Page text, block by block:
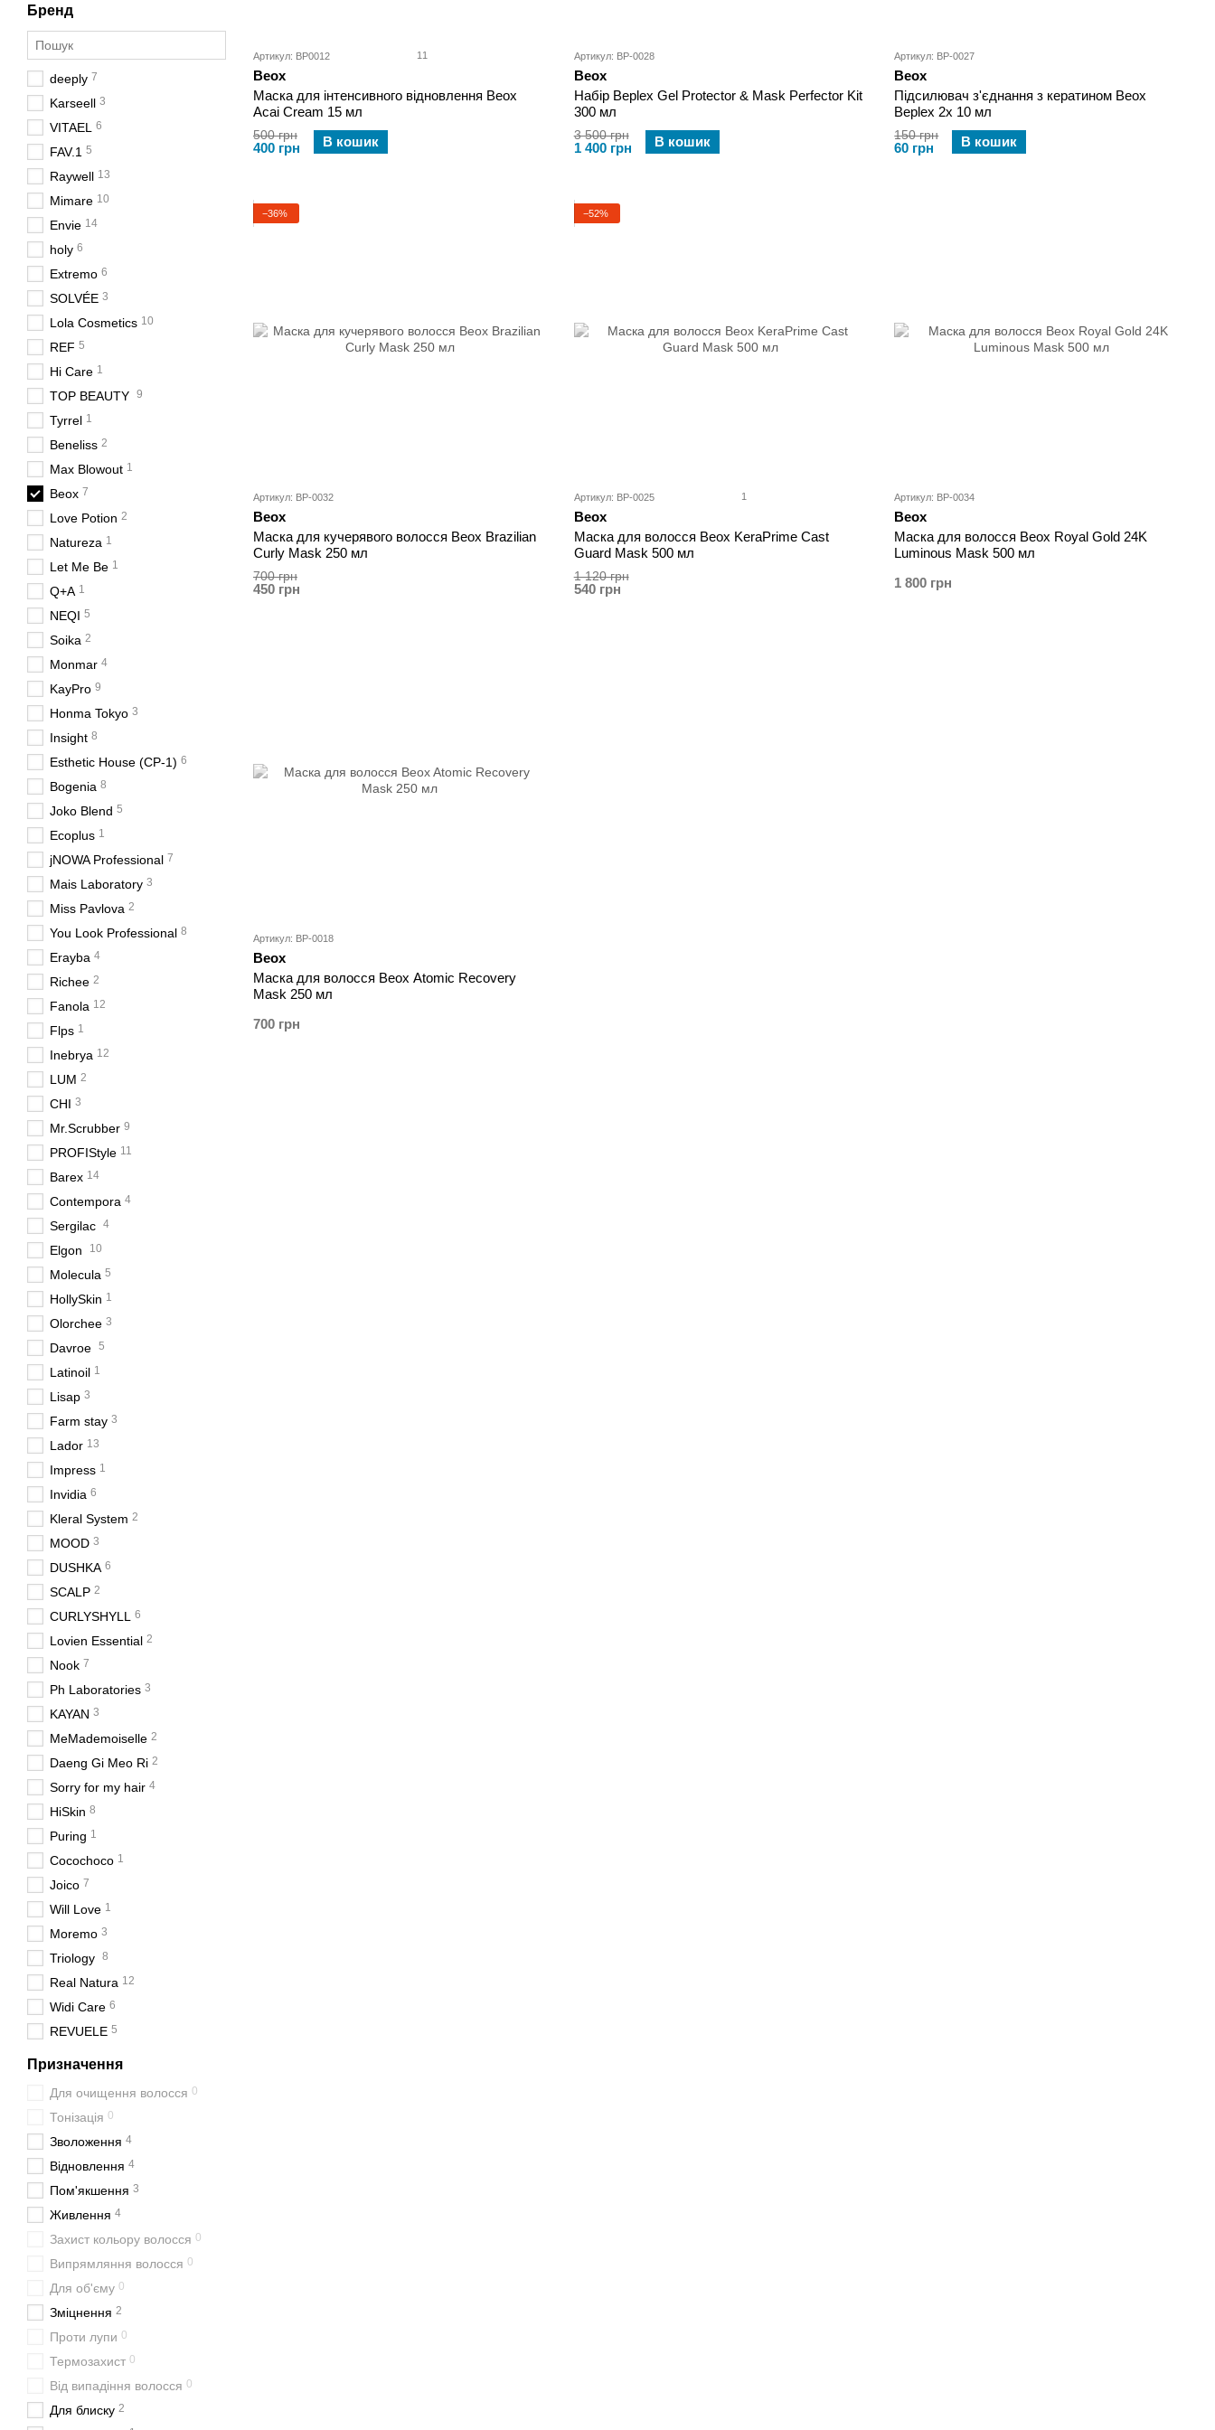
Артикул: BP0012 11
Beox
Маска для інтенсивного відновлення Beox
Acai Cream 15 мл
500 грн
400 грн В кошик
Артикул: BP-0028
Beox
Набір Beplex Gel Protector & Mask Perfector Kit
300 мл
3 500 грн
1 400 грн В кошик
Артикул: BP-0027
Beox
Підсилювач з'єднання з кератином Beox
Beplex 2х 10 мл
150 грн
60 грн В кошик
−36%
Артикул: BP-0032
Beox
Маска для кучерявого волосся Beox Brazilian
Curly Mask 250 мл
700 грн
450 грн
−52%
Артикул: BP-0025 1
Beox
Маска для волосся Beox KeraPrime Cast
Guard Mask 500 мл
1 120 грн
540 грн
Артикул: BP-0034
Beox
Маска для волосся Beox Royal Gold 24K
Luminous Mask 500 мл
1 800 грн
Артикул: BP-0018
Beox
Маска для волосся Beox Atomic Recovery
Mask 250 мл
700 грн
Бренд
deeply 7
Karseell 3
VITAEL 6
FAV.1 5
Raywell 13
Mimare 10
Envie 14
holy 6
Extremo 6
SOLVÉE 3
Lola Cosmetics 10
REF 5
Hi Care 1
TOP BEAUTY 9
Tyrrel 1
Beneliss 2
Max Blowout 1
Beox 7
Love Potion 2
Natureza 1
Let Me Be 1
Q+A 1
NEQI 5
Soika 2
Monmar 4
KayPro 9
Honma Tokyo 3
Insight 8
Esthetic House (CP-1) 6
Bogenia 8
Joko Blend 5
Ecoplus 1
jNOWA Professional 7
Mais Laboratory 3
Miss Pavlova 2
You Look Professional 8
Erayba 4
Richee 2
Fanola 12
Flps 1
Inebrya 12
LUM 2
CHI 3
Mr.Scrubber 9
PROFIStyle 11
Barex 14
Contempora 4
Sergilac 4
Elgon 10
Molecula 5
HollySkin 1
Olorchee 3
Davroe 5
Latinoil 1
Lisap 3
Farm stay 3
Lador 13
Impress 1
Invidia 6
Kleral System 2
MOOD 3
DUSHKA 6
SCALP 2
CURLYSHYLL 6
Lovien Essential 2
Nook 7
Ph Laboratories 3
KAYAN 3
MeMademoiselle 2
Daeng Gi Meo Ri 2
Sorry for my hair 4
HiSkin 8
Puring 1
Cocochoco 1
Joico 7
Will Love 1
Moremo 3
Triology 8
Real Natura 12
Widi Care 6
REVUELE 5
Призначення
Для очищення волосся 0
Тонізація 0
Зволоження 4
Відновлення 4
Пом'якшення 3
Живлення 4
Захист кольору волосся 0
Випрямляння волосся 0
Для об'єму 0
Зміцнення 2
Проти лупи 0
Термозахист 0
Від випадіння волосся 0
Для блиску 2